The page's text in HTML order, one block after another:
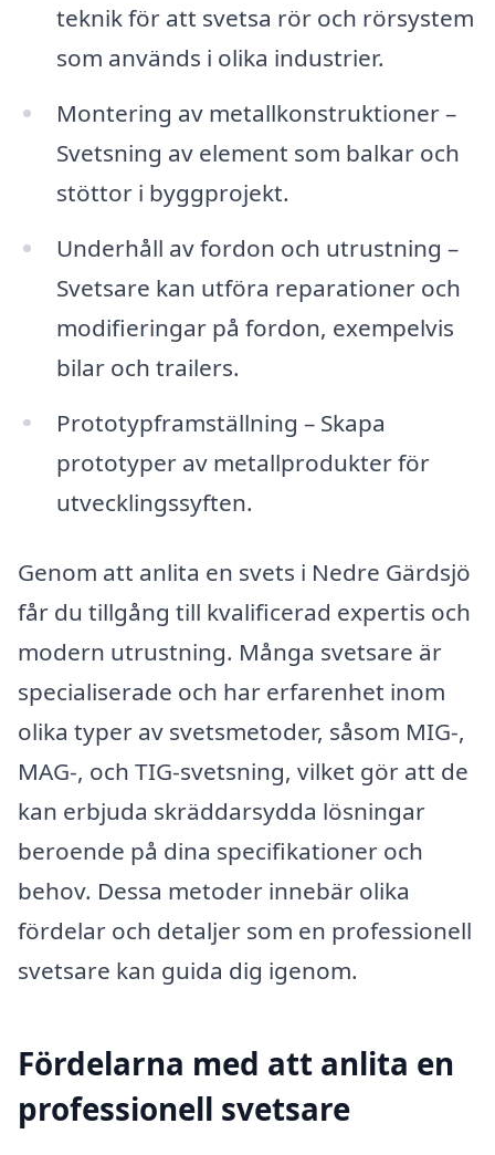
teknik för att svetsa rör och rörsystem
som används i olika industrier.
Montering av metallkonstruktioner –
Svetsning av element som balkar och
stöttor i byggprojekt.
Underhåll av fordon och utrustning –
Svetsare kan utföra reparationer och
modifieringar på fordon, exempelvis
bilar och trailers.
Prototypframställning – Skapa
prototyper av metallprodukter för
utvecklingssyften.
Genom att anlita en svets i Nedre Gärdsjö
får du tillgång till kvalificerad expertis och
modern utrustning. Många svetsare är
specialiserade och har erfarenhet inom
olika typer av svetsmetoder, såsom MIG-,
MAG-, och TIG-svetsning, vilket gör att de
kan erbjuda skräddarsydda lösningar
beroende på dina specifikationer och
behov. Dessa metoder innebär olika
fördelar och detaljer som en professionell
svetsare kan guida dig igenom.
Fördelarna med att anlita en
professionell svetsare